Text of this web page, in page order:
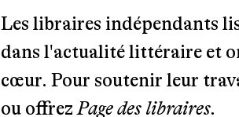
Les libraires indépendants
dans l'actualité littéraire et
cœur. Pour soutenir leur
ou offrezPage des libraires.